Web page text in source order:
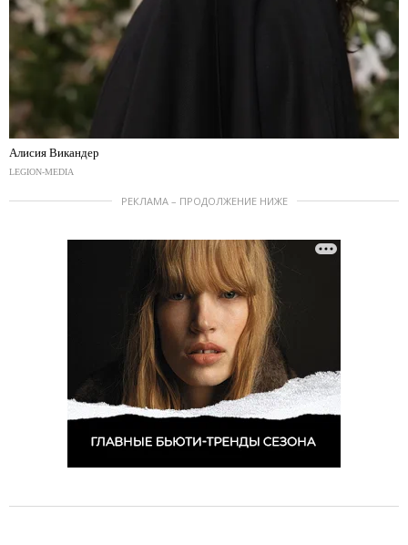
Алисия Викандер
LEGION-MEDIA
РЕКЛАМА – ПРОДОЛЖЕНИЕ НИЖЕ